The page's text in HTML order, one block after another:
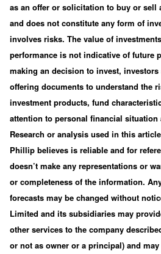
as an offer or solicitation to buy or sell
and does not constitute any form of
involves risks. The value of
performance is not indicative of future
making an decision to invest,
offering documents to understand the
investment products, fund
attention to personal financial situation
Research or analysis used in this
Phillip believes is reliable and for
doesn’t make any representations or
or completeness of the information.
forecasts may be changed without
Limited and its subsidiaries may
other services to the company
or not as owner or a principal) and